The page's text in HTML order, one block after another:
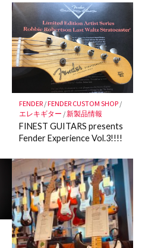
FENDER/FENDER CUSTOM SHOP/
エレキギター /新製品情報
FINEST GUITARS presents
Fender Experience Vol.3!!!!